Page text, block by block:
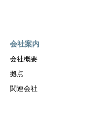
会社案内
会社概要
拠点
関連会社